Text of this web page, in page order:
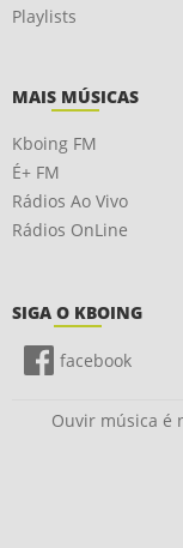
Playlists
MAIS MÚSICAS
Kboing FM
É+ FM
Rádios Ao Vivo
Rádios OnLine
SIGA O KBOING
facebook
Ouvir música é